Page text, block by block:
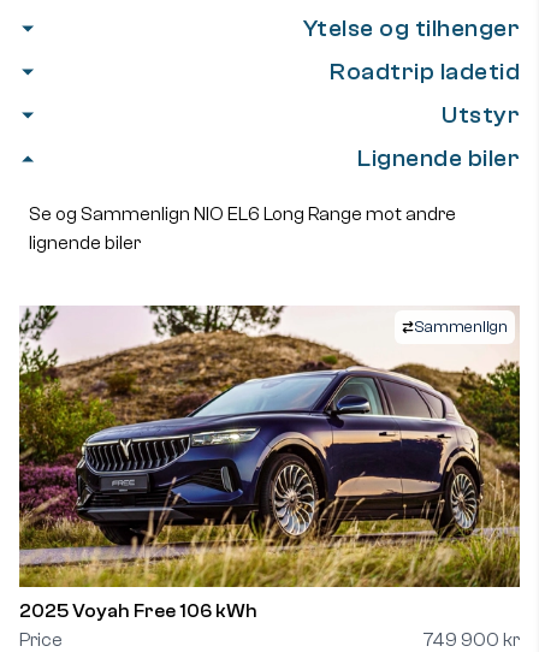
Ytelse og tilhenger
Roadtrip ladetid
Utstyr
Lignende biler
Se og Sammenlign NIO EL6 Long Range mot andre
lignende biler
Sammenlign
2025 Voyah Free 106 kWh
Price
749 900 kr